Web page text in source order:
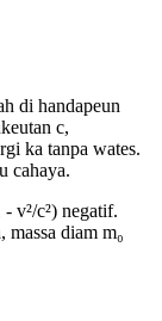
di handapeun
c,
ka tanpa wates.
cahaya.
v²/c²) negatif.
massa diam m₀